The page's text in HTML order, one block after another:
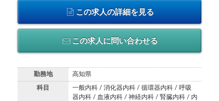
この求人の詳細を見る
この求人に問い合わせる
勤務地 高知県
科目
一般内科 / 消化器内科 / 循環器内科 / 呼吸
器内科 / 血液内科 / 神経内科 / 腎臓内科 / 内